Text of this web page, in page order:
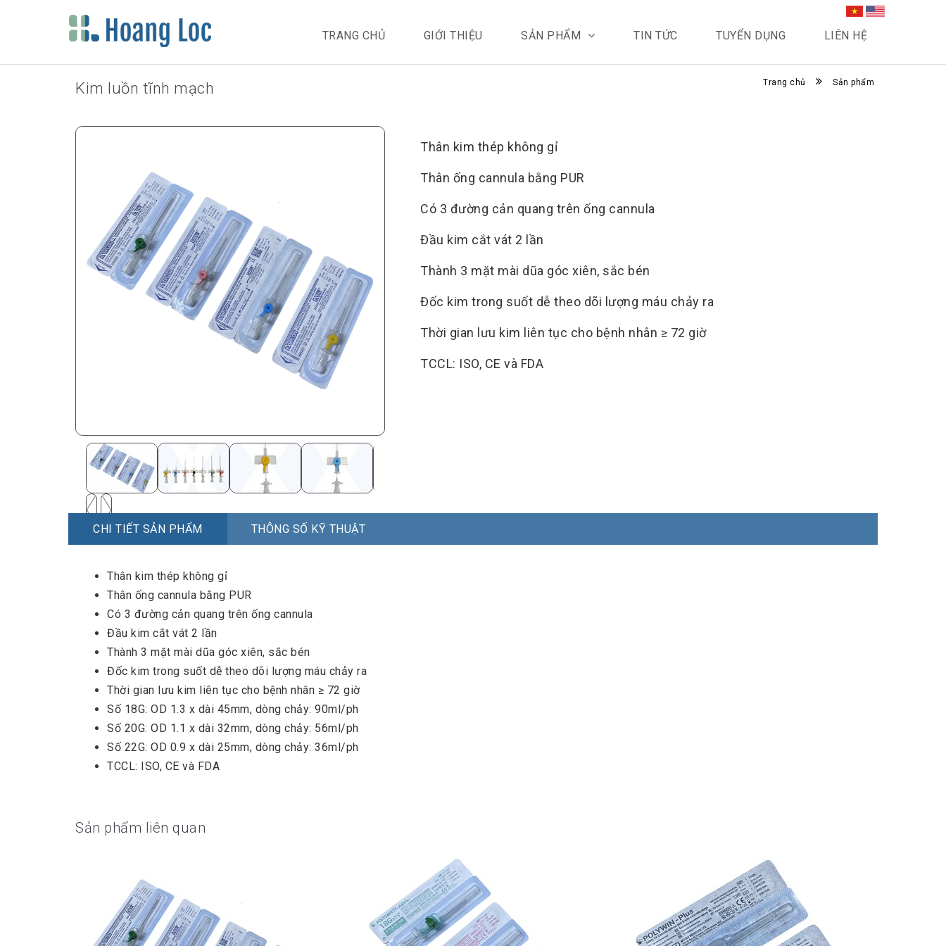
TRANG CHỦ GIỚI THIỆU SẢN PHẨM TIN TỨC TUYỂN DỤNG LIÊN HỆ
Trang chủ Sản phẩm
Kim luồn tĩnh mạch
Thân kim thép không gỉ
Thân ống cannula bằng PUR
Có 3 đường cản quang trên ống cannula
Đầu kim cắt vát 2 lần
Thành 3 mặt mài dũa góc xiên, sắc bén
Đốc kim trong suốt dễ theo dõi lượng máu chảy ra
Thời gian lưu kim liên tục cho bệnh nhân ≥ 72 giờ
TCCL: ISO, CE và FDA
CHI TIẾT SẢN PHẨM THÔNG SỐ KỸ THUẬT
Thân kim thép không gỉ
Thân ống cannula bằng PUR
Có 3 đường cản quang trên ống cannula
Đầu kim cắt vát 2 lần
Thành 3 mặt mài dũa góc xiên, sắc bén
Đốc kim trong suốt dễ theo dõi lượng máu chảy ra
Thời gian lưu kim liên tục cho bệnh nhân ≥ 72 giờ
Số 18G: OD 1.3 x dài 45mm, dòng chảy: 90ml/ph
Số 20G: OD 1.1 x dài 32mm, dòng chảy: 56ml/ph
Số 22G: OD 0.9 x dài 25mm, dòng chảy: 36ml/ph
TCCL: ISO, CE và FDA
Sản phẩm liên quan